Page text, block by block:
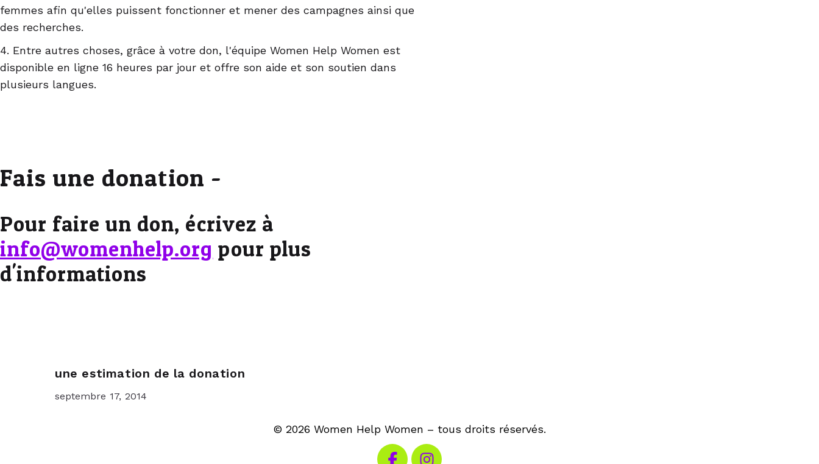
femmes afin qu'elles puissent fonctionner et mener des campagnes ainsi que
des recherches.
4. Entre autres choses, grâce à votre don, l'équipe Women Help Women est
disponible en ligne 16 heures par jour et offre son aide et son soutien dans
plusieurs langues.
Fais une donation -
Pour faire un don, écrivez à
info@womenhelp.org pour plus
d'informations
une estimation de la donation
septembre 17, 2014
© 2026 Women Help Women – tous droits réservés.